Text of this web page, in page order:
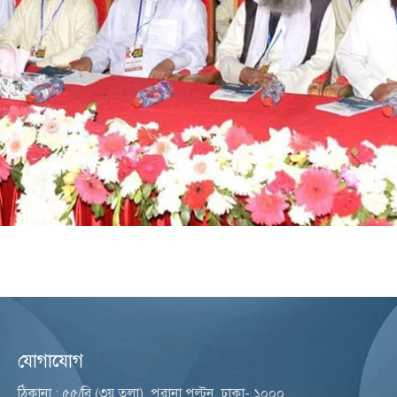
যোগাযোগ
ঠিকানা : ৫৫/বি (৩য় তলা), পুরানা পল্টন, ঢাকা- ১০০০